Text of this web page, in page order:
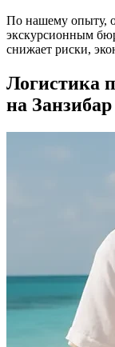
По нашему опыту,
экскурсионным
снижает риски,
Логистика
на Занзибар